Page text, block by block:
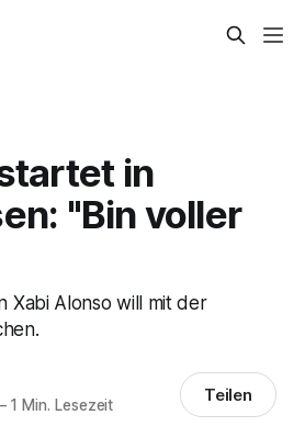
in
"Bin voller
Xabi Alonso will mit der
1 Min. Lesezeit Teilen